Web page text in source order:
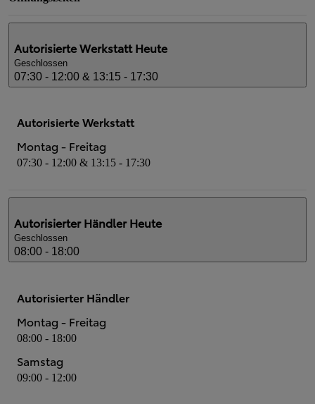
Autorisierte Werkstatt Heute
Geschlossen
07:30 - 12:00 & 13:15 - 17:30
Autorisierte Werkstatt
Montag - Freitag
07:30 - 12:00 & 13:15 - 17:30
Autorisierter Händler Heute
Geschlossen
08:00 - 18:00
Autorisierter Händler
Montag - Freitag
08:00 - 18:00
Samstag
09:00 - 12:00